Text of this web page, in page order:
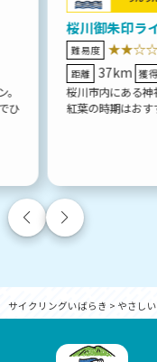
ひ
桜川御朱印ラ
難易度
距離 37km 獲
桜川市内にある
紅葉の時期はおす
サイクリングいばらき > やさし